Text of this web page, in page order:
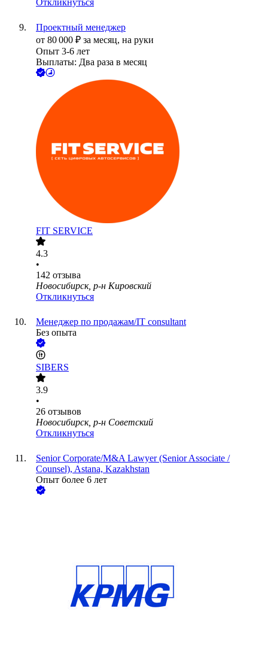
Откликнуться
Проектный менеджер
от 80 000 ₽ за месяц, на руки
Опыт 3-6 лет
Выплаты: Два раза в месяц
FIT SERVICE
4.3
•
142 отзыва
Новосибирск, р-н Кировский
Откликнуться
Менеджер по продажам/IT consultant
Без опыта
SIBERS
3.9
•
26 отзывов
Новосибирск, р-н Советский
Откликнуться
Senior Corporate/M&A Lawyer (Senior Associate /
Counsel), Astana, Kazakhstan
Опыт более 6 лет